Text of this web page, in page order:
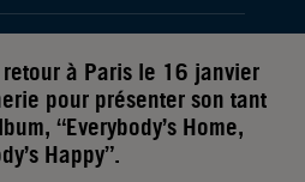
à Paris le 16 janvier
pour présenter son tant
“Everybody’s Home,
Happy”.